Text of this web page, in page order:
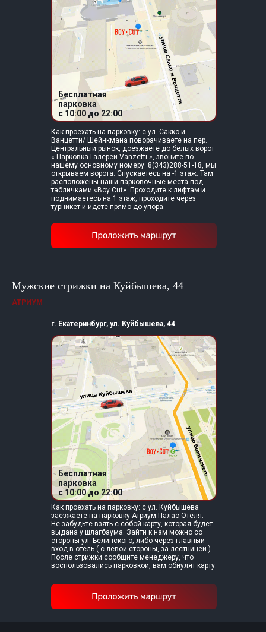
Как проехать на парковку: с ул. Сакко и
Ванцетти/ Шейнкмана поворачиваете на пер.
Центральный рынок, доезжаете до белых ворот
« Парковка Галереи Vanzetti », звоните по
нашему основному номеру: 8(343)288-51-18, мы
открываем ворота. Спускаетесь на -1 этаж. Там
расположены наши парковочные места под
табличками «Boy Cut». Проходите к лифтам и
поднимаетесь на 1 этаж, проходите через
турникет и идете прямо до упора.
Бесплатная
парковка
c 10:00 до 22:00
Мужские стрижки на Куйбышева, 44
АТРИУМ
г. Екатеринбург, ул. Куйбышева, 44
Как проехать на парковку: с ул. Куйбышева
заезжаете на парковку Атриум Палас Отеля.
Не забудьте взять с собой карту, которая будет
выдана у шлагбаума. Зайти к нам можно со
стороны ул. Белинского, либо через главный
вход в отель ( с левой стороны, за лестницей ).
После стрижки сообщите менеджеру, что
воспользовались парковкой, вам обнулят карту.
Бесплатная
парковка
c 10:00 до 22:00
+7 (343) 288 51 18